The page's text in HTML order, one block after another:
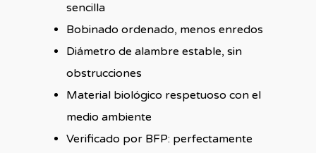
sencilla
Bobinado ordenado, menos enredos
Diámetro de alambre estable, sin
obstrucciones
Material biológico respetuoso con el
medio ambiente
Verificado por BFP: perfectamente